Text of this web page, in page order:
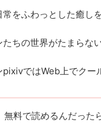
をふわっとした癒し
ちの世界がたまらな
ではWeb上でクー
無料で読めるんだった